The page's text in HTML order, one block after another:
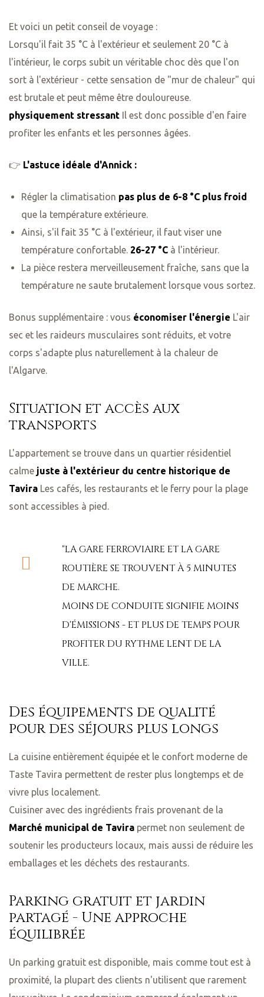
Et voici un petit conseil de voyage :
Lorsqu'il fait 35 °C à l'extérieur et seulement 20 °C à
l'intérieur, le corps subit un véritable choc dès que l'on
sort à l'extérieur - cette sensation de "mur de chaleur" qui
est brutale et peut même être douloureuse.
physiquement stressant Il est donc possible d'en faire
profiter les enfants et les personnes âgées.
👉 L'astuce idéale d'Annick :
Régler la climatisation pas plus de 6-8 °C plus froid
que la température extérieure.
Ainsi, s'il fait 35 °C à l'extérieur, il faut viser une
température confortable. 26-27 °Cà l'intérieur.
La pièce restera merveilleusement fraîche, sans que la
température ne saute brutalement lorsque vous sortez.
Bonus supplémentaire : vous économiser l'énergie L'air
sec et les raideurs musculaires sont réduits, et votre
corps s'adapte plus naturellement à la chaleur de
l'Algarve.
Situation et accès aux
transports
L'appartement se trouve dans un quartier résidentiel
calme juste à l'extérieur du centre historique de
Tavira Les cafés, les restaurants et le ferry pour la plage
sont accessibles à pied.
"LA GARE FERROVIAIRE ET LA GARE
ROUTIÈRE SE TROUVENT À 5 MINUTES
DE MARCHE.
MOINS DE CONDUITE SIGNIFIE MOINS
D'ÉMISSIONS - ET PLUS DE TEMPS POUR
PROFITER DU RYTHME LENT DE LA
VILLE.
Des équipements de qualité
pour des séjours plus longs
La cuisine entièrement équipée et le confort moderne de
Taste Tavira permettent de rester plus longtemps et de
vivre plus localement.
Cuisiner avec des ingrédients frais provenant de la
Marché municipal de Tavira permet non seulement de
soutenir les producteurs locaux, mais aussi de réduire les
emballages et les déchets des restaurants.
Parking gratuit et jardin
partagé - Une approche
équilibrée
Un parking gratuit est disponible, mais comme tout est à
proximité, la plupart des clients n'utilisent que rarement